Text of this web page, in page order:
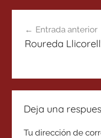
de
Entrada anterior
Roureda
Deja una
Tu dirección de